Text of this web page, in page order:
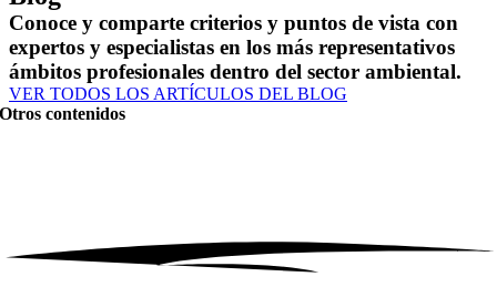
Conoce y comparte criterios y puntos de vista con
expertos y especialistas en los más representativos
ámbitos profesionales dentro del sector ambiental.
VER TODOS LOS ARTÍCULOS DEL BLOG
Otros contenidos